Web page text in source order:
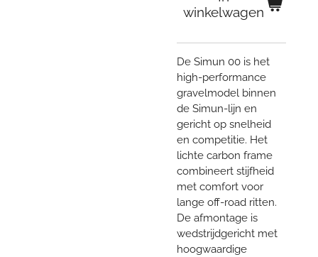
winkelwagen
De Simun 00 is het
high-performance
gravelmodel binnen
de Simun-lijn en
gericht op snelheid
en competitie. Het
lichte carbon frame
combineert stijfheid
met comfort voor
lange off-road ritten.
De afmontage is
wedstrijdgericht met
hoogwaardige